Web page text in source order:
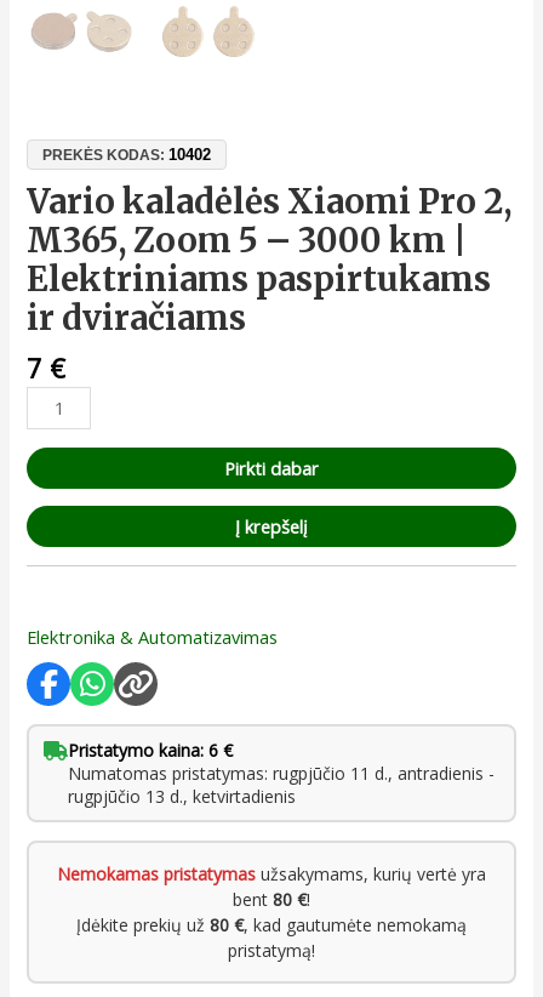
PREKĖS KODAS:10402
Vario kaladėlės Xiaomi Pro 2,
M365, Zoom 5 – 3000 km |
Elektriniams paspirtukams
ir dviračiams
7 €
Pirkti dabar
Į krepšelį
Elektronika & Automatizavimas
Pristatymo kaina: 6 €
Numatomas pristatymas: rugpjūčio 11 d., antradienis -
rugpjūčio 13 d., ketvirtadienis
Nemokamas pristatymas užsakymams, kurių vertė yra
bent 80 €!
Įdėkite prekių už 80 €, kad gautumėte nemokamą
pristatymą!